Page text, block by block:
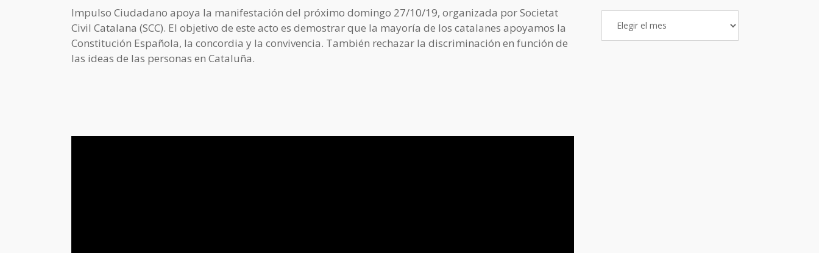
Impulso Ciudadano apoya la manifestación del próximo domingo 27/10/19, organizada por Societat
Civil Catalana (SCC). El objetivo de este acto es demostrar que la mayoría de los catalanes apoyamos la
Constitución Española, la concordia y la convivencia. También rechazar la discriminación en función de
las ideas de las personas en Cataluña.